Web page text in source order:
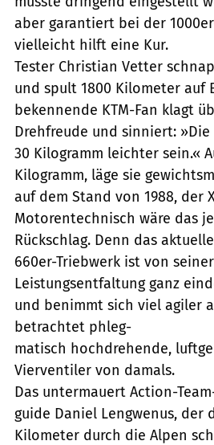
aber garantiert bei der
vielleicht hilft eine Kur.
Tester Christian Vetter
und spult 1800 Kilometer auf
bekennende KTM-Fan klagt
Drehfreude und sinniert:
30 Kilogramm leichter sein.«
Kilogramm, läge sie
auf dem Stand von 1988, der
Motorentechnisch wäre das
Rückschlag. Denn das
660er-Triebwerk ist von seiner
Leistungsentfaltung ganz
und benimmt sich viel agiler
betrachtet phleg-
matisch hochdrehende,
Vierventiler von damals.
Das untermauert Action-
guide Daniel Lengwenus, der
Kilometer durch die Alpen